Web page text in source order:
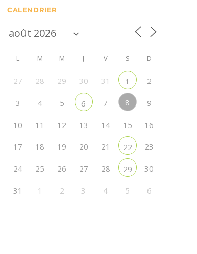
CALENDRIER
L M M J V S D
27 28 29 30 31 1 2
3 4 5 6 7 8 9
10 11 12 13 14 15 16
17 18 19 20 21 22 23
24 25 26 27 28 29 30
31 1 2 3 4 5 6